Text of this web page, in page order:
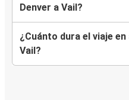
Denver a Vail?
¿Cuánto dura el viaje
Vail?